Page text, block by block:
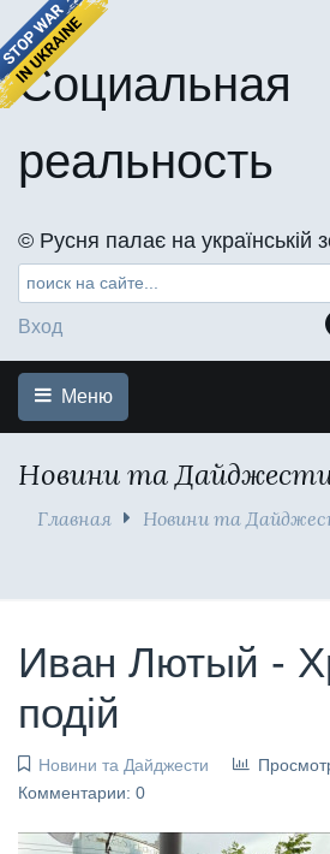
Социальная
реальность
©️ Русня палає на українській
Вход
Меню
Новини та
Главная Новини та
Иван Лютый -
подiй
Новини та Дайджести
Комментарии: 0